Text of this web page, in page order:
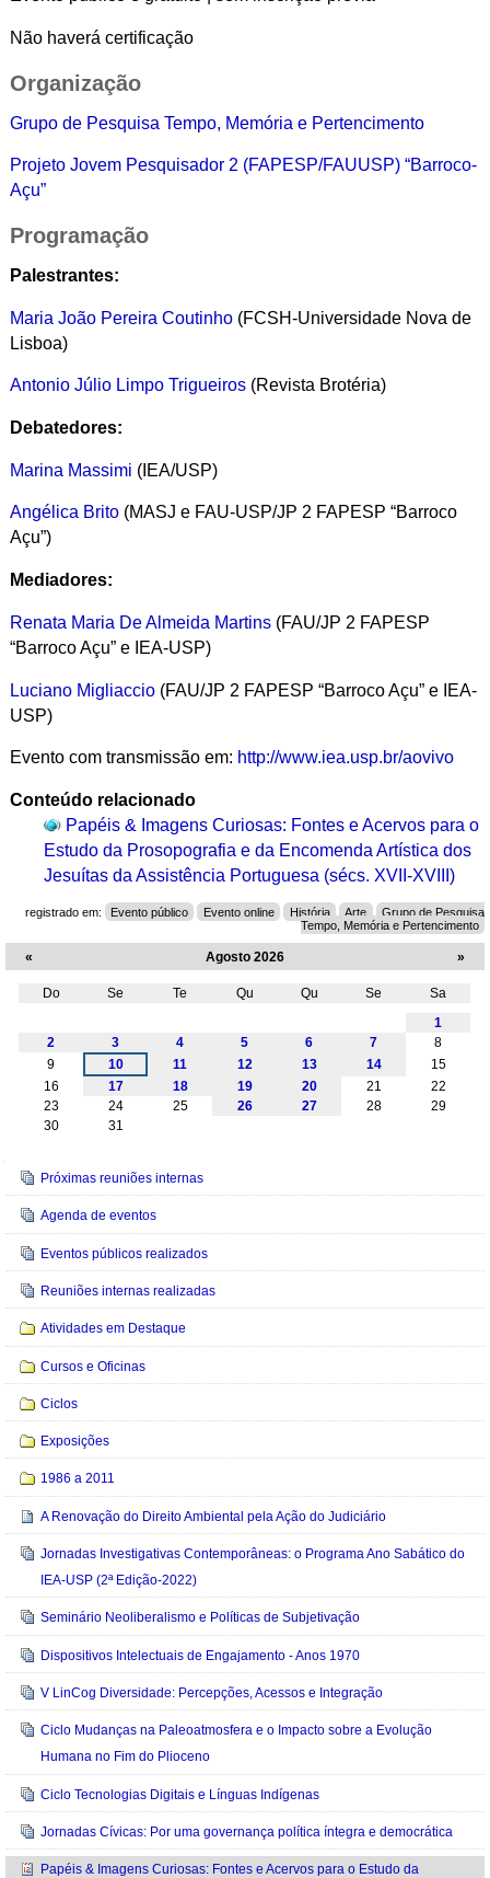
Não haverá certificação
Organização
Grupo de Pesquisa Tempo, Memória e Pertencimento
Projeto Jovem Pesquisador 2 (FAPESP/FAUUSP) “Barroco-
Açu”
Programação
Palestrantes:
Maria João Pereira Coutinho(FCSH-Universidade Nova de
Lisboa)
Antonio Júlio Limpo Trigueiros(Revista Brotéria)
Debatedores:
Marina Massimi (IEA/USP)
Angélica Brito(MASJ e FAU-USP/JP 2 FAPESP “Barroco
Açu”)
Mediadores:
Renata Maria De Almeida Martins (FAU/JP 2 FAPESP
“Barroco Açu” e IEA-USP)
Luciano Migliaccio (FAU/JP 2 FAPESP “Barroco Açu” e IEA-
USP)
Evento com transmissão em: http://www.iea.usp.br/aovivo
Conteúdo relacionado
Papéis & Imagens Curiosas: Fontes e Acervos para o
Estudo da Prosopografia e da Encomenda Artística dos
Jesuítas da Assistência Portuguesa (sécs. XVII-XVIII)
registrado em: Evento público Evento online História Arte
Grupo de Pesquisa
Tempo, Memória e Pertencimento
« Agosto 2026 »
Do Se Te Qu Qu Se
Sa
1
2
3 4 5 6 7
8
9
10 11 12 13 14
15
16
17 18 19 20 21
22
23
24 25 26 27 28
29
30
31
Navegação
Próximas reuniões internas
Agenda de eventos
Eventos públicos realizados
Reuniões internas realizadas
Atividades em Destaque
Cursos e Oficinas
Ciclos
Exposições
1986 a 2011
A Renovação do Direito Ambiental pela Ação do Judiciário
Jornadas Investigativas Contemporâneas: o Programa Ano Sabático do
IEA-USP (2ª Edição-2022)
Seminário Neoliberalismo e Políticas de Subjetivação
Dispositivos Intelectuais de Engajamento - Anos 1970
V LinCog Diversidade: Percepções, Acessos e Integração
Ciclo Mudanças na Paleoatmosfera e o Impacto sobre a Evolução
Humana no Fim do Plioceno
Ciclo Tecnologias Digitais e Línguas Indígenas
Jornadas Cívicas: Por uma governança política íntegra e democrática
Papéis & Imagens Curiosas: Fontes e Acervos para o Estudo da